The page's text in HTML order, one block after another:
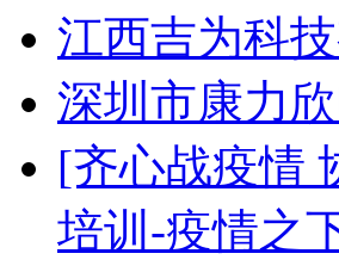
江西吉为科
深圳市康力
[齐心战疫情
培训-疫情之